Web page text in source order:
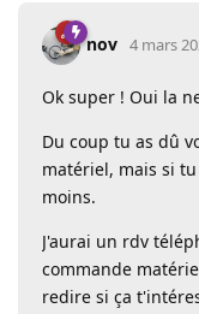
nov 4 mars
Ok super ! Oui la
Du coup tu as dû
matériel, mais si
moins.
J'aurai un rdv
commande
redire si ça